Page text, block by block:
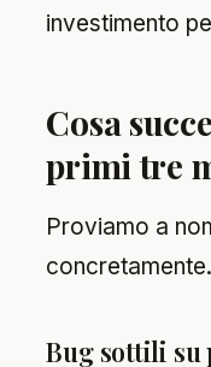
investimento
Cosa
primi tre
Proviamo a
concretamente.
Bug sottili su